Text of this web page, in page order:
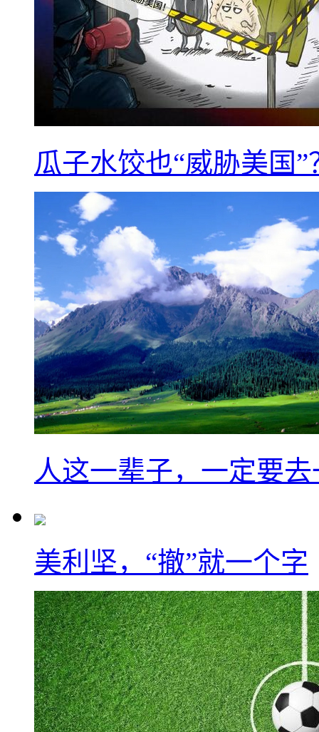
瓜子水饺也“威胁美国”
人这一辈子，一定要
美利坚，“撤”就一个字